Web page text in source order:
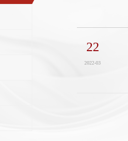
22
2022-03